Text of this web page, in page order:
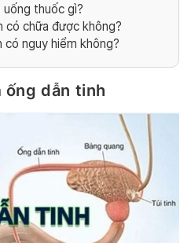
thuốc gì?
có chữa được không?
có nguy hiểm không?
ống dẫn tinh